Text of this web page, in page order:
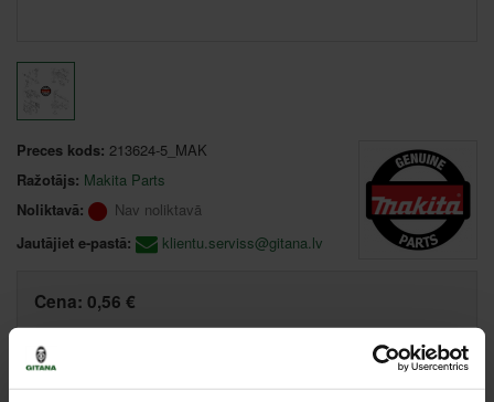
Preces kods: 213624-5_MAK
Ražotājs: Makita Parts
Noliktavā:
Nav noliktavā
Jautājiet e-pastā:
klientu.serviss@gitana.lv
Cena: 0,56 €
Paziņot, kad prece ir pieejama